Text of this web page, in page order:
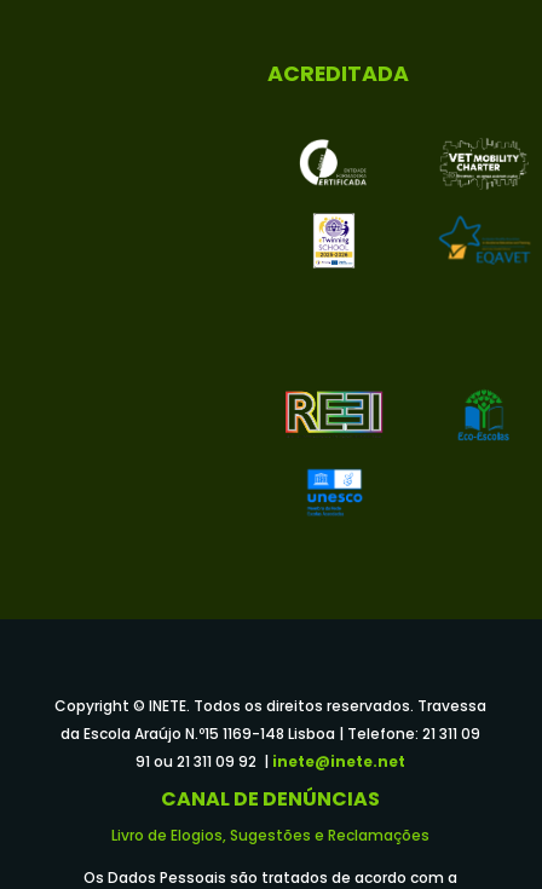
ACREDITADA
Copyright © INETE. Todos os direitos reservados. Travessa
da Escola Araújo N.º15 1169-148 Lisboa | Telefone: 21 311 09
91 ou 21 311 09 92 | inete@inete.net
CANAL DE DENÚNCIAS
Livro de Elogios, Sugestões e Reclamações
Os Dados Pessoais são tratados de acordo com a